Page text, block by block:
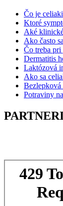
Čo je
Ktoré
Aké
Ako často
Čo treba
Dermatitis
Laktózová
Ako sa
Bezlepková
Potraviny